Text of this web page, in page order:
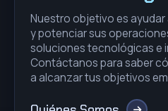
Nuestro objetivo es ayudar
y potenciar sus
soluciones tecnológicas e
Contáctanos para saber
a alcanzar tus objetivos